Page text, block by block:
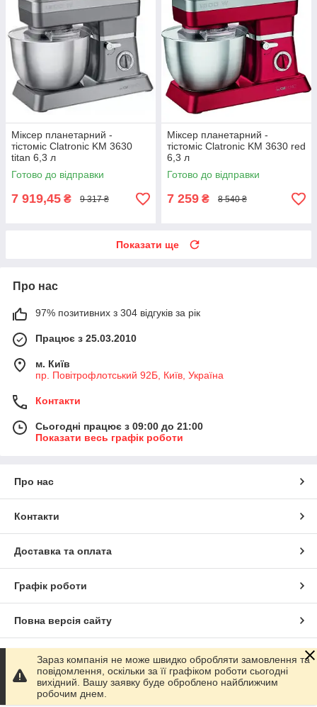
Міксер планетарний -
тістоміс Clatronic KM 3630
titan 6,3 л
Готово до відправки
7 919,45 ₴ 9 317 ₴
Міксер планетарний -
тістоміс Clatronic KM 3630 red
6,3 л
Готово до відправки
7 259 ₴ 8 540 ₴
Показати ще
Про нас
97% позитивних з 304 відгуків за рік
Працює з 25.03.2010
м. Київ
пр. Повітрофлотський 92Б, Київ, Україна
Контакти
Сьогодні працює з 09:00 до 21:00
Показати весь графік роботи
Про нас
Контакти
Доставка та оплата
Графік роботи
Повна версія сайту
Сайт створено на маркетплейсіProm.ua
Політика конфіденційності
Зараз компанія не може швидко обробляти замовлення та
повідомлення, оскільки за її графіком роботи сьогодні
вихідний. Вашу заявку буде оброблено найближчим
робочим днем.